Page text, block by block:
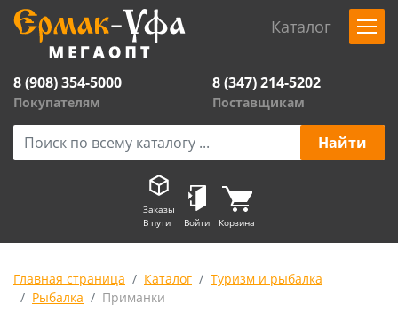
Каталог
8 (908) 354-5000
Покупателям
8 (347) 214-5202
Поставщикам
Заказы
В пути
Войти Корзина
Главная страница Каталог
Туризм и рыбалка
Рыбалка
Приманки